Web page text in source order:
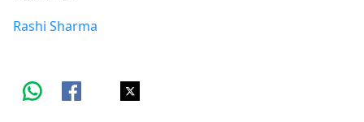
Rashi Sharma